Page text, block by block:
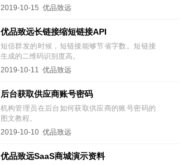
2019-10-15 优品致远
优品致远长链接缩短链接API
短信群发的时候，短链接能够节省字数。短链接
生成的二维码识别度高。
2019-10-11 优品致远
后台获取供应商账号密码
机构管理员在后台如何获取供应商的账号密码的
图文教程。
2019-10-10 优品致远
优品致远SaaS商城演示资料